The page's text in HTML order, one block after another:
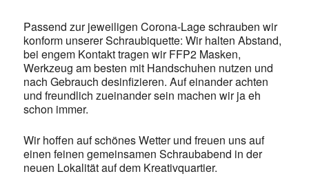
Passend zur jeweiligen Corona-Lage schrauben wir
konform unserer Schraubiquette: Wir halten Abstand,
bei engem Kontakt tragen wir FFP2 Masken,
Werkzeug am besten mit Handschuhen nutzen und
nach Gebrauch desinfizieren. Auf einander achten
und freundlich zueinander sein machen wir ja eh
schon immer.
Wir hoffen auf schönes Wetter und freuen uns auf
einen feinen gemeinsamen Schraubabend in der
neuen Lokalität auf dem Kreativquartier.